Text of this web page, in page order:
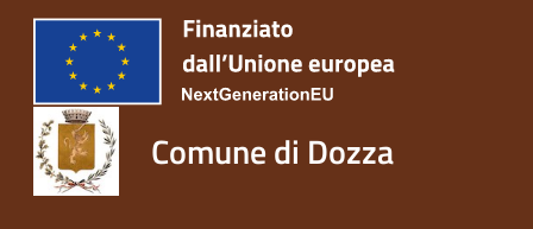
Comune di Dozza